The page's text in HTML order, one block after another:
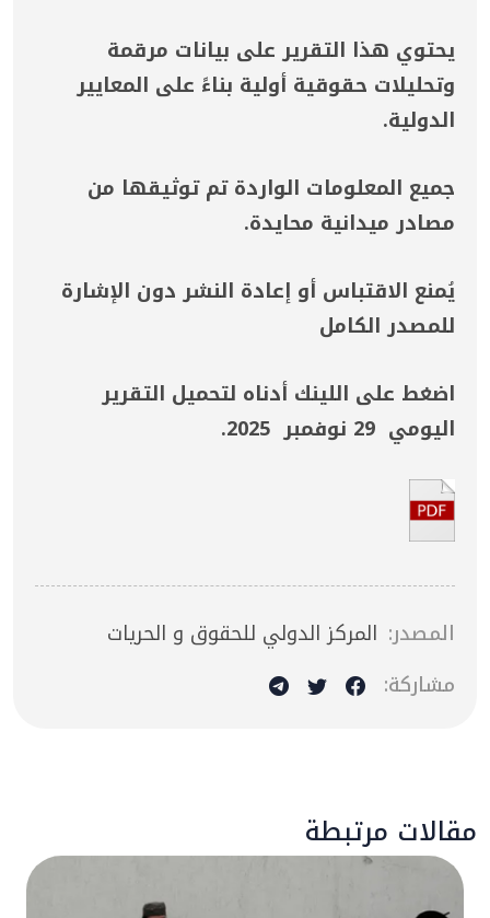
يحتوي هذا التقرير على بيانات مرقمة
وتحليلات حقوقية أولية بناءً على المعايير
الدولية.
جميع المعلومات الواردة تم توثيقها من
مصادر ميدانية محايدة.
يُمنع الاقتباس أو إعادة النشر دون الإشارة
للمصدر الكامل
اضغط على اللينك أدناه لتحميل التقرير
اليومي 29 نوفمبر 2025.
المصدر: المركز الدولي للحقوق و الحريات
مشاركة:
مقالات مرتبطة